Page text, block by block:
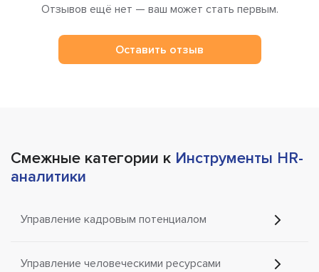
Отзывов ещё нет — ваш может стать первым.
Оставить отзыв
Смежные категории к Инструменты HR-
аналитики
Управление кадровым потенциалом
Управление человеческими ресурсами